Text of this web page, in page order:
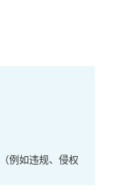
例如违规、侵权